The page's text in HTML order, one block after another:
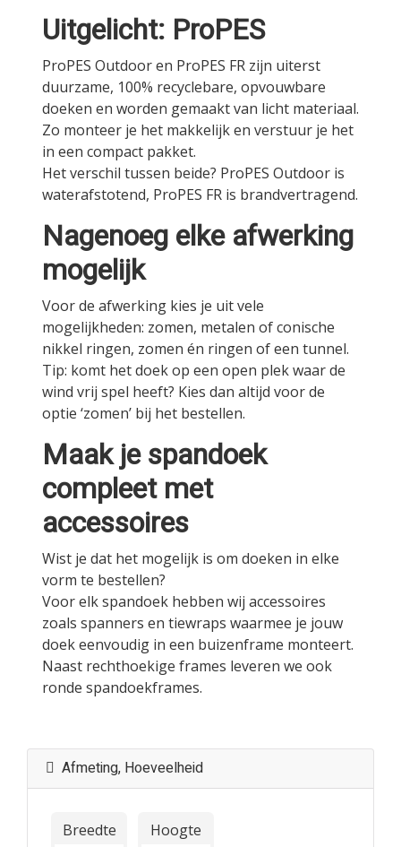
Uitgelicht: ProPES
ProPES Outdoor en ProPES FR zijn uiterst
duurzame, 100% recyclebare, opvouwbare
doeken en worden gemaakt van licht materiaal.
Zo monteer je het makkelijk en verstuur je het
in een compact pakket.
Het verschil tussen beide? ProPES Outdoor is
waterafstotend, ProPES FR is brandvertragend.
Nagenoeg elke afwerking
mogelijk
Voor de afwerking kies je uit vele
mogelijkheden: zomen, metalen of conische
nikkel ringen, zomen én ringen of een tunnel.
Tip: komt het doek op een open plek waar de
wind vrij spel heeft? Kies dan altijd voor de
optie ‘zomen’ bij het bestellen.
Maak je spandoek
compleet met
accessoires
Wist je dat het mogelijk is om doeken in elke
vorm te bestellen?
Voor elk spandoek hebben wij accessoires
zoals spanners en tiewraps waarmee je jouw
doek eenvoudig in een buizenframe monteert.
Naast rechthoekige frames leveren we ook
ronde spandoekframes.
Afmeting, Hoeveelheid
Breedte Hoogte